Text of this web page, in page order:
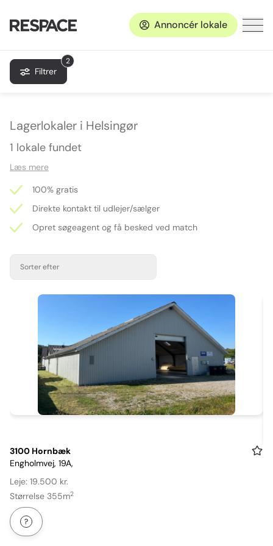
Annoncér lokale
2
Filtrer
Lagerlokaler i Helsingør
1 lokale fundet
Læs mere
100% gratis
Direkte kontakt til udlejer/sælger
Opret søgeagent og få besked ved match
Sorter efter
Item
1
of
3
3100 Hornbæk
Engholmvej, 19A,
Leje: 19.500 kr.
Størrelse 355m2